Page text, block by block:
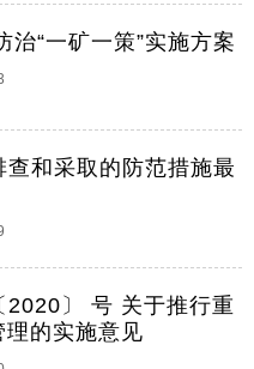
长武亭南煤业有限责任
化管理的 实施意见 陕
位、机关各部门： 为全
理项目化管理”的工作
力，结合矿井实际，将
措施 为增进党风廉政建
立良好的环保执法形
治“一矿一策”实施方案
和采取的防范措施最
2020〕 号 关于推行重
的实施意见